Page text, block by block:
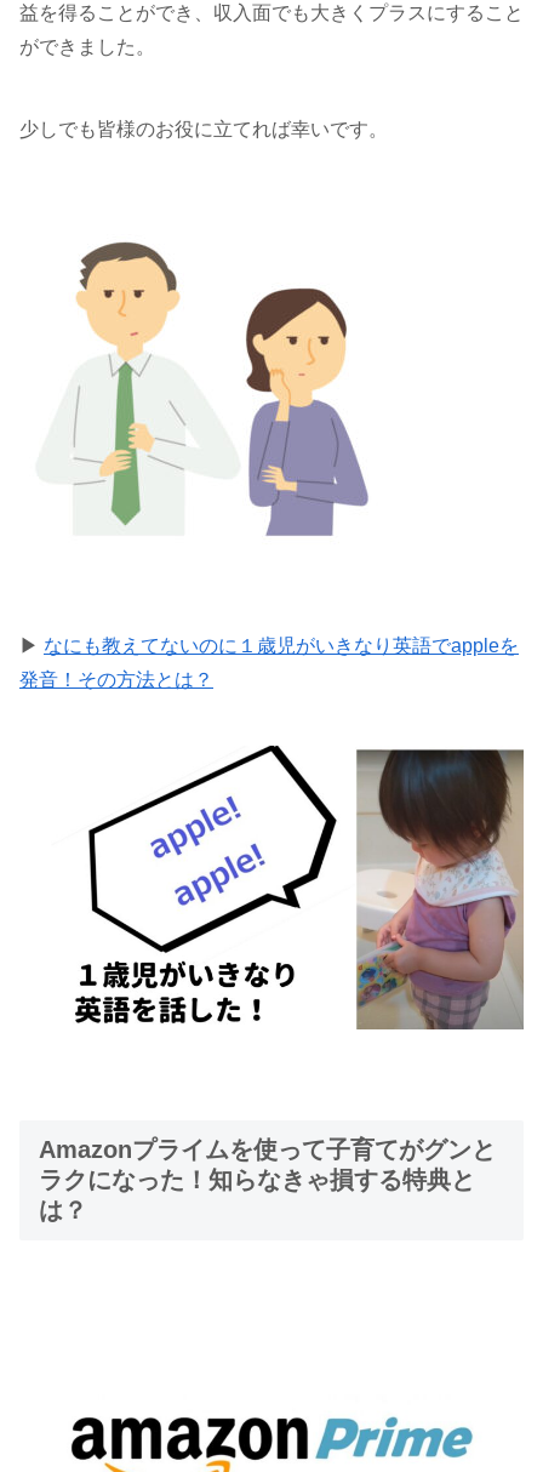
益を得ることができ、収入面でも大きくプラスにすること
ができました。
少しでも皆様のお役に立てれば幸いです。
▶ なにも教えてないのに１歳児がいきなり英語でappleを
発音！その方法とは？
Amazonプライムを使って子育てがグンと
ラクになった！知らなきゃ損する特典と
は？